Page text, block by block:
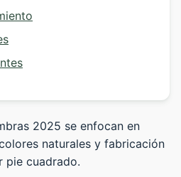
2025 se enfocan en
naturales y fabricación
pie cuadrado.